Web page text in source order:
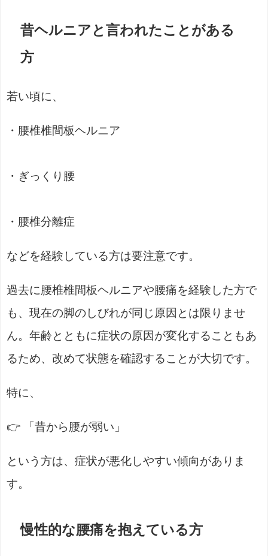
昔ヘルニアと言われたことがある
方
若い頃に、
・腰椎椎間板ヘルニア
・ぎっくり腰
・腰椎分離症
などを経験している方は要注意です。
過去に腰椎椎間板ヘルニアや腰痛を経験した方で
も、現在の脚のしびれが同じ原因とは限りませ
ん。年齢とともに症状の原因が変化することもあ
るため、改めて状態を確認することが大切です。
特に、
👉 「昔から腰が弱い」
という方は、症状が悪化しやすい傾向がありま
す。
慢性的な腰痛を抱えている方